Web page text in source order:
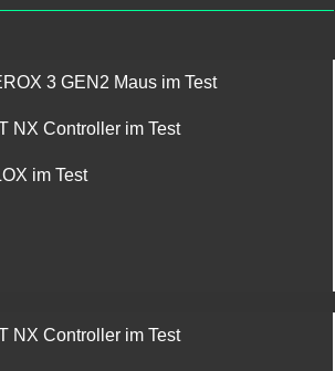
3 GEN2 Maus im Test
NX Controller im Test
im Test
NX Controller im Test